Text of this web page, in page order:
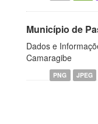
Município de
Dados e
Camaragibe
PNG JPEG